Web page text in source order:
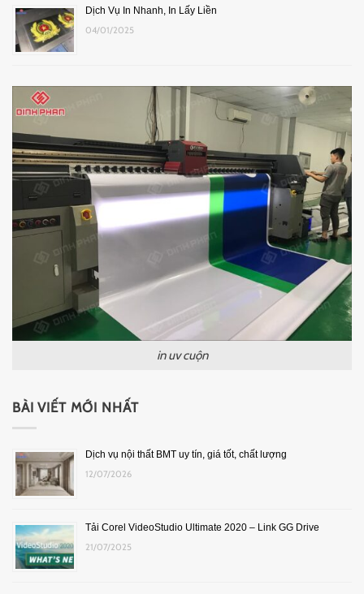
Dịch Vụ In Nhanh, In Lấy Liền
04/01/2025
in uv cuộn
BÀI VIẾT MỚI NHẤT
Dịch vụ nội thất BMT uy tín, giá tốt, chất lượng
12/07/2026
Tải Corel VideoStudio Ultimate 2020 – Link GG Drive
21/07/2025